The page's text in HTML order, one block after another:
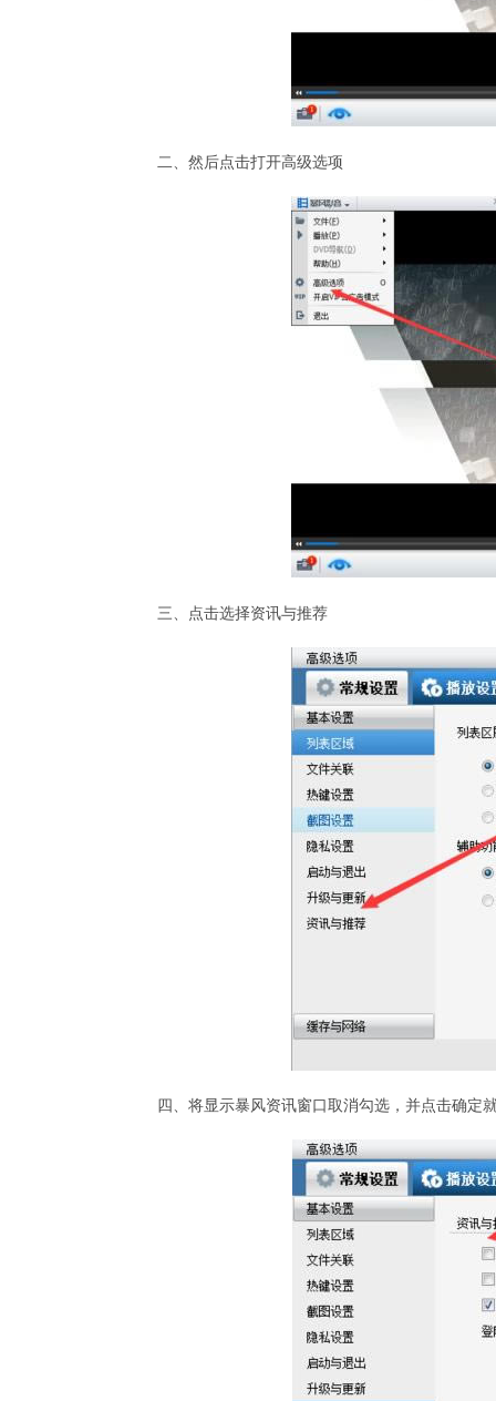
二、然后点击打开高级选项
三、点击选择资讯与推荐
四、将显示暴风资讯窗口取消勾选，并点击确定